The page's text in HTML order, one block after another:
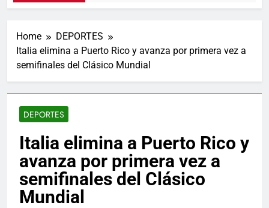
Home
DEPORTES
Italia elimina a Puerto Rico y avanza por primera vez a
semifinales del Clásico Mundial
DEPORTES
Italia elimina a Puerto Rico y
avanza por primera vez a
semifinales del Clásico
Mundial